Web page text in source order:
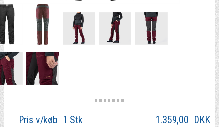
Pris v/køb 1 Stk 1.359,00 DKK